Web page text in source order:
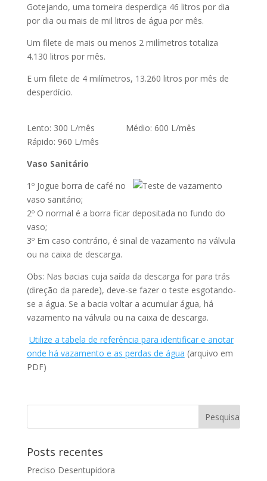
Gotejando, uma torneira desperdiça 46 litros por dia
por dia ou mais de mil litros de água por mês.
Um filete de mais ou menos 2 milímetros totaliza
4.130 litros por mês.
E um filete de 4 milímetros, 13.260 litros por mês de
desperdício.
Lento: 300 L/mês Médio: 600 L/mês
Rápido: 960 L/mês
Vaso Sanitário
1º Jogue borra de café no
vaso sanitário;
2º O normal é a borra ficar depositada no fundo do
vaso;
3º Em caso contrário, é sinal de vazamento na válvula
ou na caixa de descarga.
Obs: Nas bacias cuja saída da descarga for para trás
(direção da parede), deve-se fazer o teste esgotando-
se a água. Se a bacia voltar a acumular água, há
vazamento na válvula ou na caixa de descarga.
Utilize a tabela de referência para identificar e anotar
onde há vazamento e as perdas de água (arquivo em
PDF)
Posts recentes
Preciso Desentupidora